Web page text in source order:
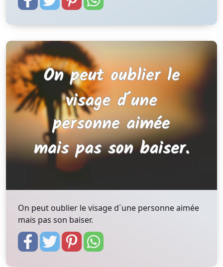
On peut oublier le visage d´une personne aimée
mais pas son baiser.